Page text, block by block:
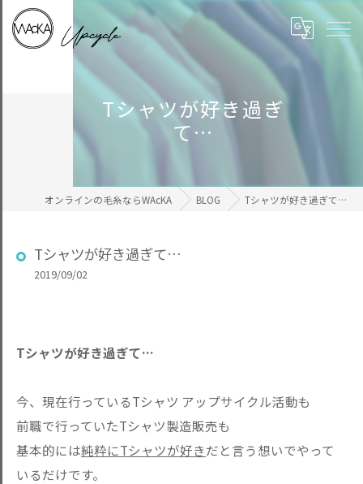
Tシャツが好き過ぎ
て…
オンラインの毛糸ならWAcKA BLOG Tシャツが好き過ぎて…
Tシャツが好き過ぎて…
2019/09/02
Tシャツが好き過ぎて…
今、現在行っているTシャツ アップサイクル活動も
前職で行っていたTシャツ製造販売も
基本的には純粋にTシャツが好きだと言う想いでやって
いるだけです。